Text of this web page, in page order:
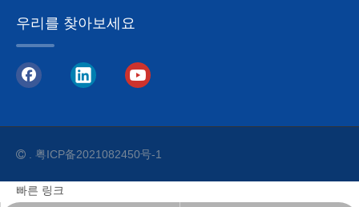
우리를 찾아보세요
 粤ICP备2021082450号-1
빠른 링크